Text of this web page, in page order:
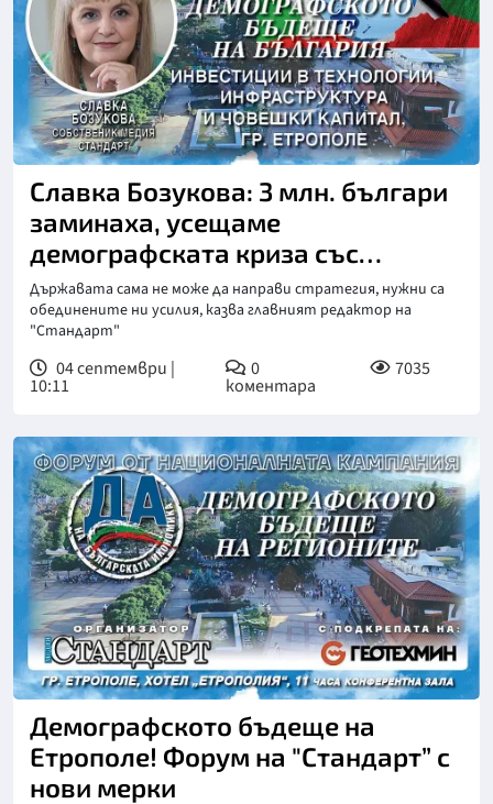
Славка Бозукова: 3 млн. българи
заминаха, усещаме
демографската криза със
сърцето си
Държавата сама не може да направи стратегия, нужни са
обединените ни усилия, казва главният редактор на
"Стандарт"
04 септември |
10:11
0
коментара
7035
Демографското бъдеще на
Етрополе! Форум на "Стандарт” с
нови мерки